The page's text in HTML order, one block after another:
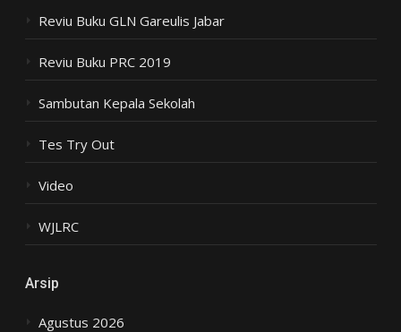
Reviu Buku GLN Gareulis Jabar
Reviu Buku PRC 2019
Sambutan Kepala Sekolah
Tes Try Out
Video
WJLRC
Arsip
Agustus 2026